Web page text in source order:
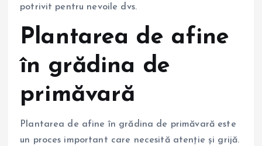
potrivit pentru nevoile dvs.
Plantarea de afine
în grădina de
primăvară
Plantarea de afine în grădina de primăvară este
un proces important care necesită atenție și grijă.